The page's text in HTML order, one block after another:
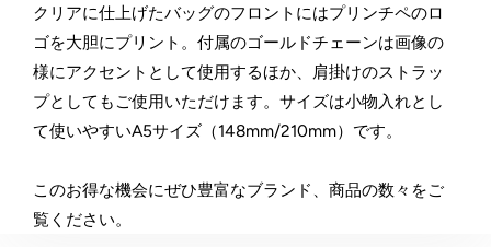
クリアに仕上げたバッグのフロントにはプリンチペのロ
ゴを大胆にプリント。付属のゴールドチェーンは画像の
様にアクセントとして使用するほか、肩掛けのストラッ
プとしてもご使用いただけます。サイズは小物入れとし
て使いやすいA5サイズ（148mm/210mm）です。
このお得な機会にぜひ豊富なブランド、商品の数々をご
覧ください。